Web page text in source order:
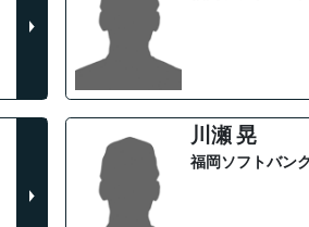
川瀬 晃
福岡ソフトバン